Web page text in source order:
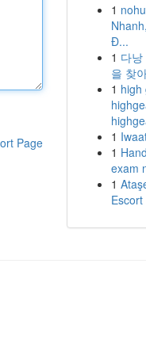
Page
1
Đ...
1 다
을 찾
1 high
1
1
exam
1